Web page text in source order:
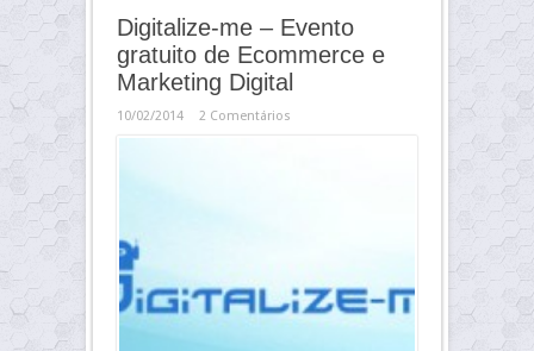
Digitalize-me – Evento
gratuito de Ecommerce e
Marketing Digital
10/02/2014 2 Comentários